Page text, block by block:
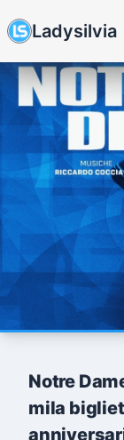
Ladysilvia
Notre
mila